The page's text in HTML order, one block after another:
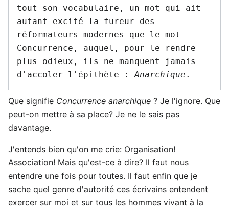
tout son vocabulaire, un mot qui ait
autant excité la fureur des
réformateurs modernes que le mot
Concurrence, auquel, pour le rendre
plus odieux, ils ne manquent jamais
d'accoler l'épithète : Anarchique
Que signifie Concurrence anarchique ? Je l'ignore. Que
peut-on mettre à sa place? Je ne le sais pas
davantage.
J'entends bien qu'on me crie: Organisation!
Association! Mais qu'est-ce à dire? Il faut nous
entendre une fois pour toutes. Il faut enfin que je
sache quel genre d'autorité ces écrivains entendent
exercer sur moi et sur tous les hommes vivant à la